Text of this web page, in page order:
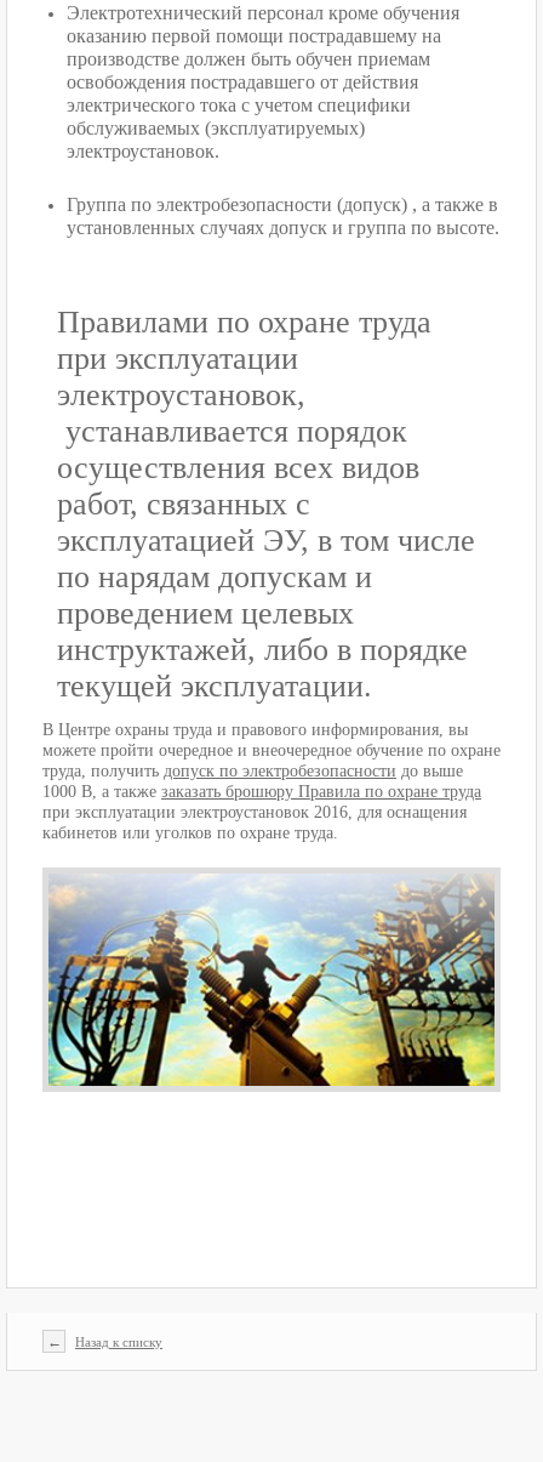
Электротехнический персонал кроме обучения
оказанию первой помощи пострадавшему на
производстве должен быть обучен приемам
освобождения пострадавшего от действия
электрического тока с учетом специфики
обслуживаемых (эксплуатируемых)
электроустановок.
Группа по электробезопасности (допуск) , а также в
установленных случаях допуск и группа по высоте.
Правилами по охране труда
при эксплуатации
электроустановок,
устанавливается порядок
осуществления всех видов
работ, связанных с
эксплуатацией ЭУ, в том числе
по нарядам допускам и
проведением целевых
инструктажей, либо в порядке
текущей эксплуатации.
В Центре охраны труда и правового информирования, вы
можете пройти очередное и внеочередное обучение по охране
труда, получить допуск по электробезопасности до выше
1000 В, а также заказать брошюру Правила по охране труда
при эксплуатации электроустановок 2016, для оснащения
кабинетов или уголков по охране труда.
← Назад к списку